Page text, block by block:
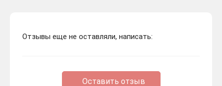
Отзывы еще не оставляли, написать:
Оставить отзыв